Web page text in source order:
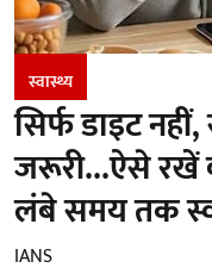
स्वास्थ्य
सिर्फ डाइट
जरूरी...ऐसे रखें
लंबे समय तक
IANS